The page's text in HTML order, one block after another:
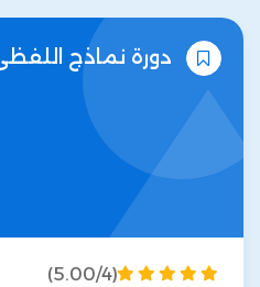
دورة نماذج اللفظي
(5.00/4)